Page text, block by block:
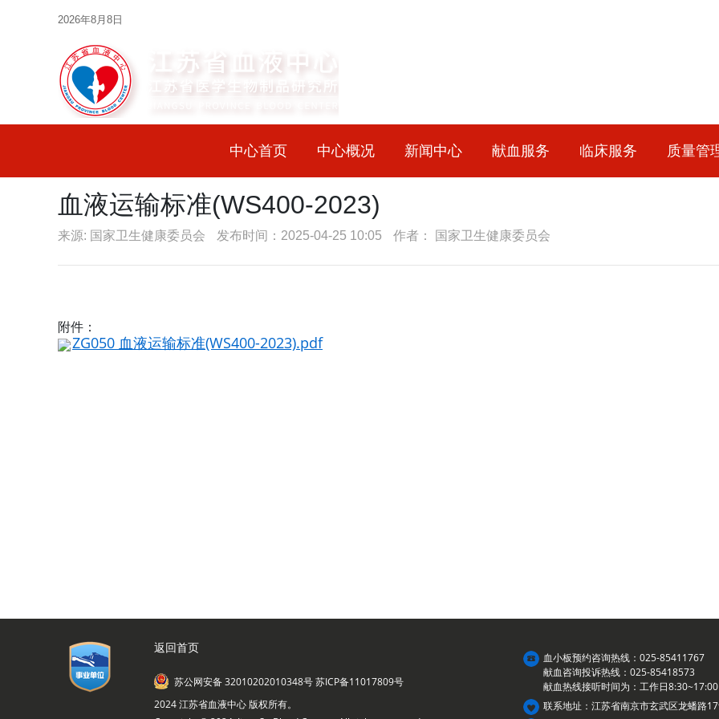
2026年8月8日
中心首页 中心概况 新闻中心 献血服务 临床服务 质量管
血液运输标准(WS400-2023)
来源: 国家卫生健康委员会 发布时间：2025-04-25 10:05 作者： 国家卫生健康委员会
附件：
ZG050 血液运输标准(WS400-2023).pdf
返回首页
苏公网安备 32010202010348号苏ICP备11017809号
2024 江苏省血液中心 版权所有。
血小板预约咨询热线：025-85411767
献血咨询投诉热线：025-85418573
献血热线接听时间为：工作日8:30~17:00
联系地址：江苏省南京市玄武区龙蟠路